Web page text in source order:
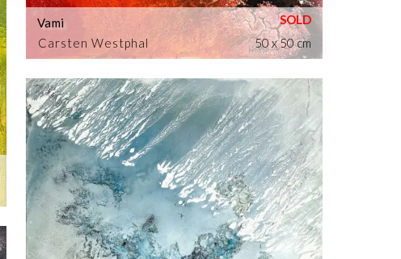
Carsten Westphal
Vami
50 x 50 cm